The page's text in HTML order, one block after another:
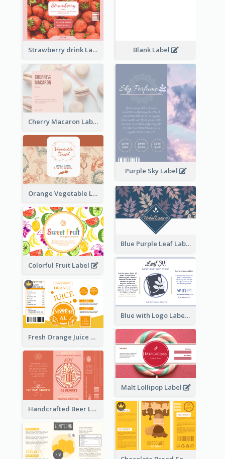
Strawberry drink Label Blank Label
Cherry Macaron Label
Purple Sky Label
Orange Vegetable Label
Blue Purple Leaf Label
Colorful Fruit Label
Blue with Logo Label
Fresh Orange Juice Label
Malt Lollipop Label
Handcrafted Beer Label